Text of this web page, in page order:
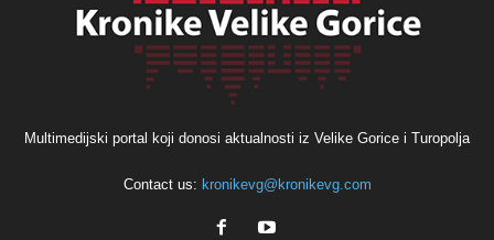
Multimedijski portal koji donosi aktualnosti iz Velike Gorice i Turopolja
Contact us: kronikevg@kronikevg.com